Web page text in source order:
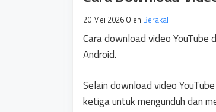
20 Mei 2026 Oleh Berakal
Cara download video YouTube
Android.
Selain download video
ketiga untuk mengunduh dan